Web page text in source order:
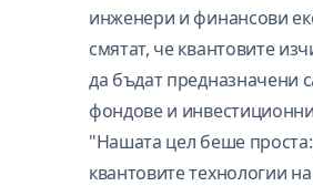
инженери и финансови
смятат, че квантовите
да бъдат предназначени
фондове и
"Нашата цел беше
квантовите технологии